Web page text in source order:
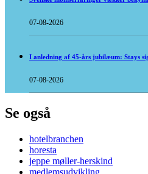
07-08-2026
I anledning af 45-års jubilæum: Stays
07-08-2026
Se også
hotelbranchen
horesta
jeppe møller-herskind
medlemsudvikling